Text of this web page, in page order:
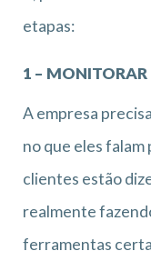
etapas:
1 – MONITORAR
A empresa
no que eles falam
clientes estão
realmente
ferramentas